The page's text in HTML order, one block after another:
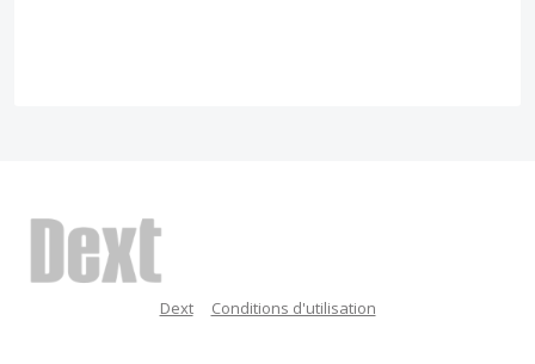
Dext Conditions d'utilisation